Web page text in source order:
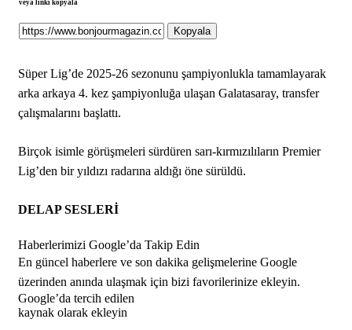
veya linki kopyala
Kopyala
Süper Lig’de 2025-26 sezonunu şampiyonlukla tamamlayarak
arka arkaya 4. kez şampiyonluğa ulaşan Galatasaray, transfer
çalışmalarını başlattı.
Birçok isimle görüşmeleri sürdüren sarı-kırmızılıların Premier
Lig’den bir yıldızı radarına aldığı öne sürüldü.
DELAP SESLERİ
Haberlerimizi Google’da Takip Edin
En güncel haberlere ve son dakika gelişmelerine Google
üzerinden anında ulaşmak için bizi favorilerinize ekleyin.
Google’da tercih edilen
kaynak olarak ekleyin